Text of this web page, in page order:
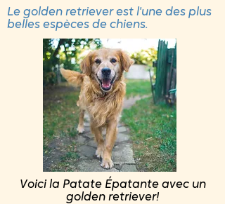
Le golden retriever est l'une des plus
belles espèces de chiens.
Voici la Patate Épatante avec un
golden retriever!